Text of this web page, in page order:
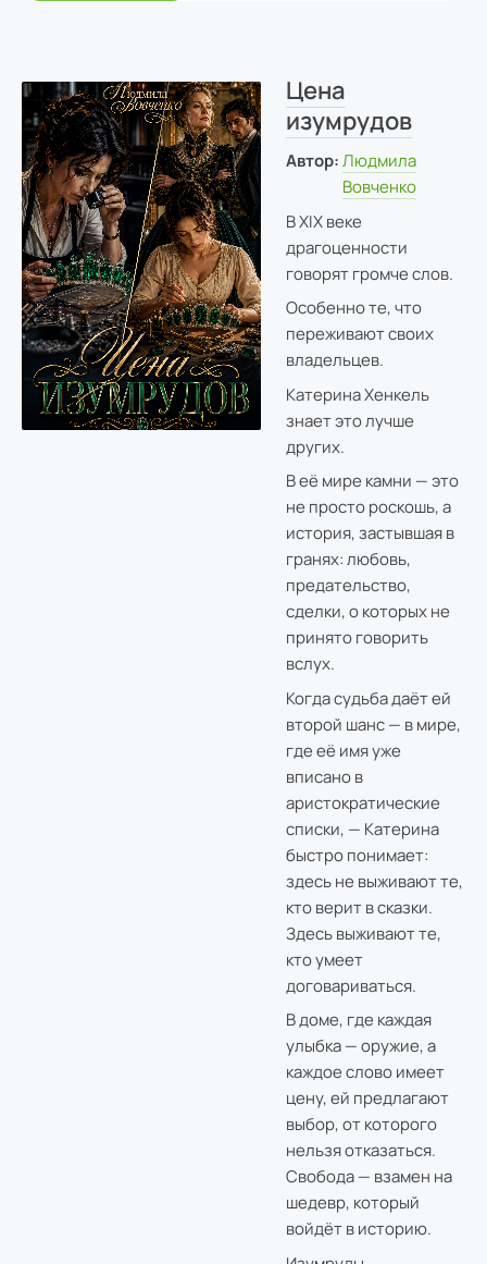
Цена
изумрудов
Автор: Людмила
Вовченко
В XIX веке
драгоценности
говорят громче слов.
Особенно те, что
переживают своих
владельцев.
Катерина Хенкель
знает это лучше
других.
В её мире камни — это
не просто роскошь, а
история, застывшая в
гранях: любовь,
предательство,
сделки, о которых не
принято говорить
вслух.
Когда судьба даёт ей
второй шанс — в мире,
где её имя уже
вписано в
аристократические
списки, — Катерина
быстро понимает:
здесь не выживают те,
кто верит в сказки.
Здесь выживают те,
кто умеет
договариваться.
В доме, где каждая
улыбка — оружие, а
каждое слово имеет
цену, ей предлагают
выбор, от которого
нельзя отказаться.
Свобода — взамен на
шедевр, который
войдёт в историю.